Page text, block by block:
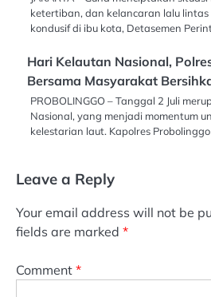
ketertiban, dan kelancaran lalu
kondusif di ibu kota, Detasemen
Hari Kelautan Nasional,
Bersama Masyarakat
PROBOLINGGO – Tanggal 2 Juli
Nasional, yang menjadi momentum
kelestarian laut. Kapolres
Leave a Reply
Your email address will not be
fields are marked *
Comment *